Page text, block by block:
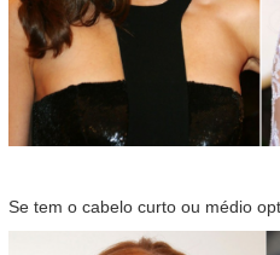
Se tem o cabelo curto ou médio